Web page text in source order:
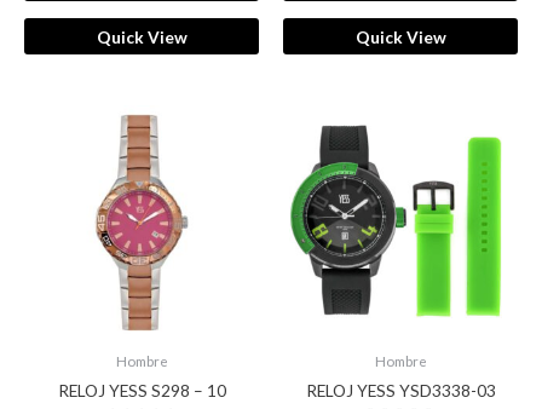
Quick View Quick View
Hombre
RELOJ YESS S298 – 10
Hombre
RELOJ YESS YSD3338-03